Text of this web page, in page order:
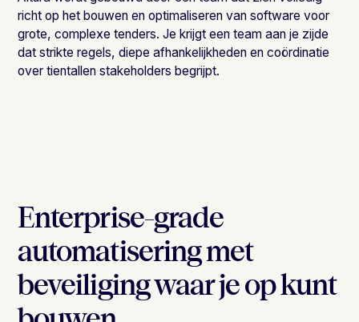
richt op het bouwen en optimaliseren van software voor
grote, complexe tenders. Je krijgt een team aan je zijde
dat strikte regels, diepe afhankelijkheden en coördinatie
over tientallen stakeholders begrijpt.
Enterprise-grade
automatisering met
beveiliging waar je op kunt